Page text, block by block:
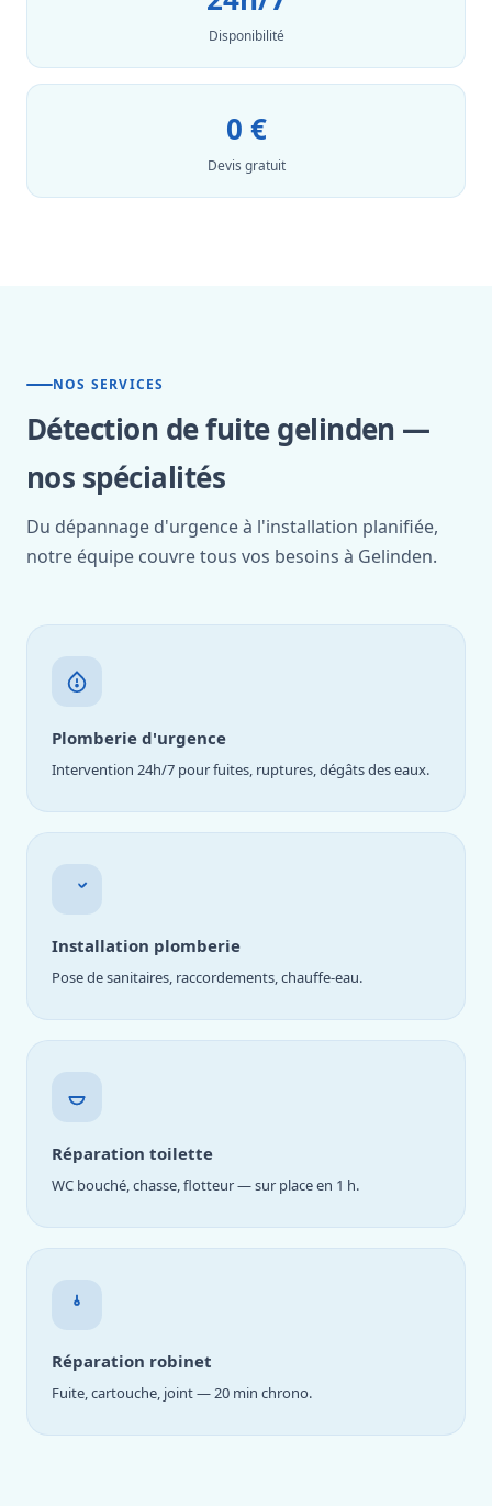
Disponibilité
0 €
Devis gratuit
NOS SERVICES
Détection de fuite gelinden —
nos spécialités
Du dépannage d'urgence à l'installation planifiée,
notre équipe couvre tous vos besoins à Gelinden.
Plomberie d'urgence
Intervention 24h/7 pour fuites, ruptures, dégâts des eaux.
Installation plomberie
Pose de sanitaires, raccordements, chauffe-eau.
Réparation toilette
WC bouché, chasse, flotteur — sur place en 1 h.
Réparation robinet
Fuite, cartouche, joint — 20 min chrono.